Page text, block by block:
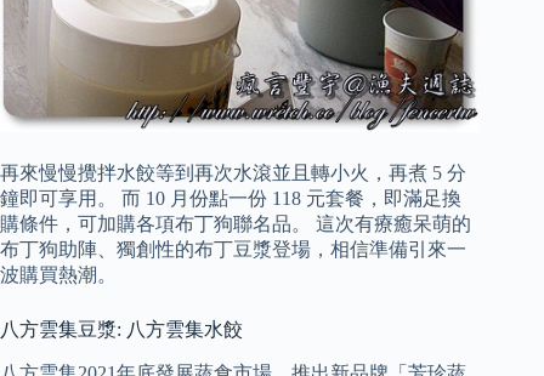
再來慢慢攪拌水餃等到再次水滾並且轉小火，再煮 5 分
鐘即可享用。 而 10 月份點一份 118 元套餐，即滿足換
購條件，可加購各項布丁狗聯名品。 這次有療癒呆萌的
布丁狗助陣、獨創性的布丁豆漿登場，相信準備引來一
波購買熱潮。
八方雲集豆漿: 八方雲集水餃